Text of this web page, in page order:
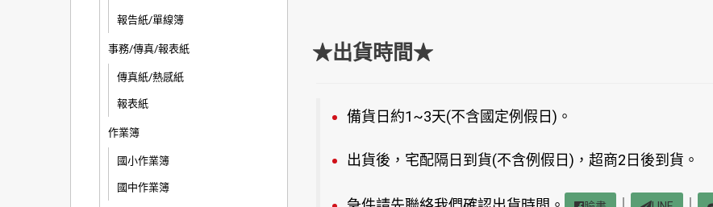
報告紙/單線簿
事務/傳真/報表紙
傳真紙/熱感紙
報表紙
作業簿
國小作業簿
國中作業簿
★出貨時間★
備貨日約1~3天(不含國定例假日)。
出貨後，宅配隔日到貨(不含例假日)，超商2日後到貨。